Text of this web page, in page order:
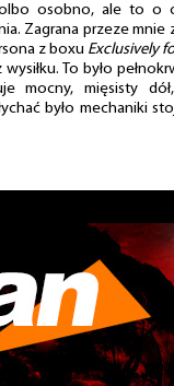
osobno, ale to o
Zagrana przeze mnie
z boxu Exclusively
To było
mocny, mięsisty
było mechaniki